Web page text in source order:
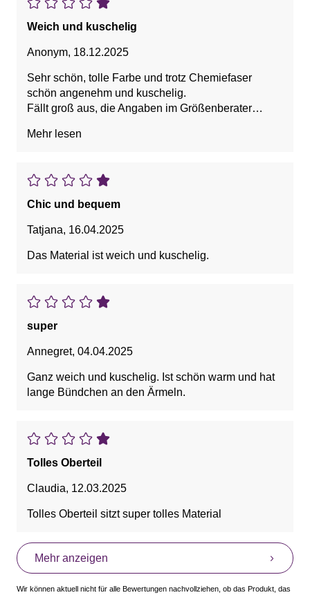
Weich und kuschelig
Anonym, 18.12.2025
Sehr schön, tolle Farbe und trotz Chemiefaser
schön angenehm und kuschelig.
Fällt groß aus, die Angaben im Größenberater
Mehr lesen
Chic und bequem
Tatjana, 16.04.2025
Das Material ist weich und kuschelig.
super
Annegret, 04.04.2025
Ganz weich und kuschelig. Ist schön warm und hat
lange Bündchen an den Ärmeln.
Tolles Oberteil
Claudia, 12.03.2025
Tolles Oberteil sitzt super tolles Material
Mehr anzeigen
Wir können aktuell nicht für alle Bewertungen nachvollziehen, ob das Produkt, das